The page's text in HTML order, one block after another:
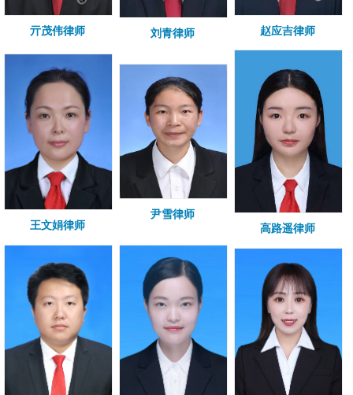
亓茂伟律师 刘青律师 赵应吉律师
王文娟律师
尹雪律师
高路遥律师